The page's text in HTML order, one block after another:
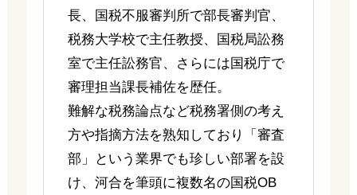
長、国税不服審判所で部長審判官、
税務大学校で主任教授、国税局訟務
室で主任訟務官、さらには国税庁で
審理担当課長補佐を歴任。
難解な税務論点など税務署側の考え
方や指摘方法を熟知しており「審査
部」という業界でも珍しい部署を設
け、河合を筆頭に複数名の国税OB